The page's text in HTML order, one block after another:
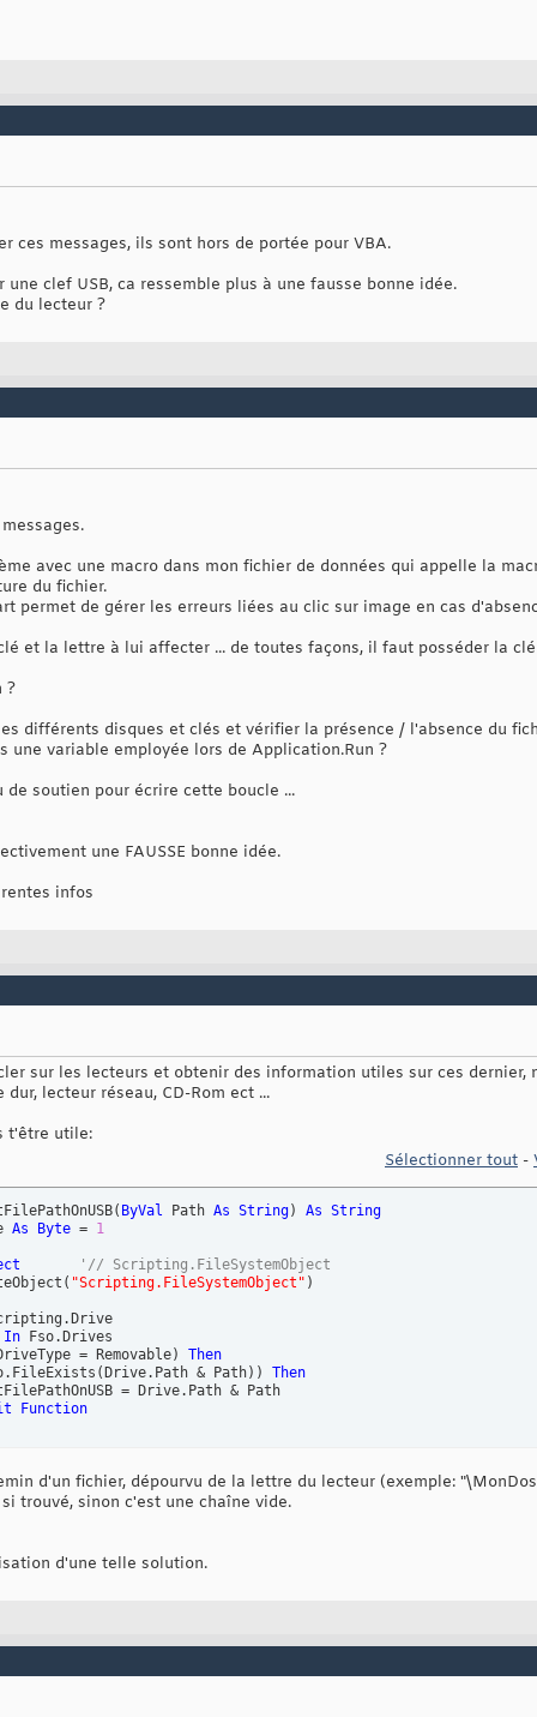
ces messages, ils sont hors de portée pour VBA.
clef USB, ca ressemble plus à une fausse bonne idée.
du lecteur ?
avec une macro dans mon fichier de données qui appelle la
du fichier.
permet de gérer les erreurs liées au clic sur image en cas
et la lettre à lui affecter ... de toutes façons, il faut posséder la
?
différents disques et clés et vérifier la présence / l'absence du
une variable employée lors de Application.Run ?
de soutien pour écrire cette boucle ...
une FAUSSE bonne idée.
infos
sur les lecteurs et obtenir des information utiles sur ces
lecteur réseau, CD-Rom ect ...
t'être utile:
Sélectionner tout -
( ByVal Path As String) As String
As Byte = 1
'// Scripting.FileSystemObject
( "Scripting.FileSystemObject" )
In Fso.Drives
= Removable)
Then
( Drive.Path & Path) )
Then
= Drive.Path & Path
Function
d'un fichier, dépourvu de la lettre du lecteur (exemple:
trouvé, sinon c'est une chaîne vide.
d'une telle solution.